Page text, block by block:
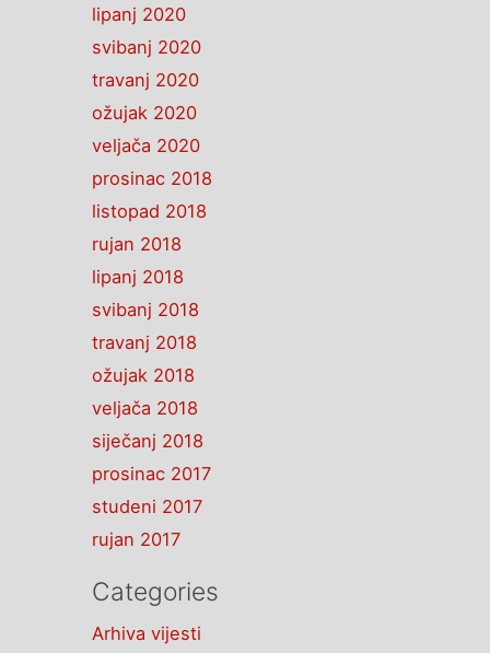
lipanj 2020
svibanj 2020
travanj 2020
ožujak 2020
veljača 2020
prosinac 2018
listopad 2018
rujan 2018
lipanj 2018
svibanj 2018
travanj 2018
ožujak 2018
veljača 2018
siječanj 2018
prosinac 2017
studeni 2017
rujan 2017
Categories
Arhiva vijesti